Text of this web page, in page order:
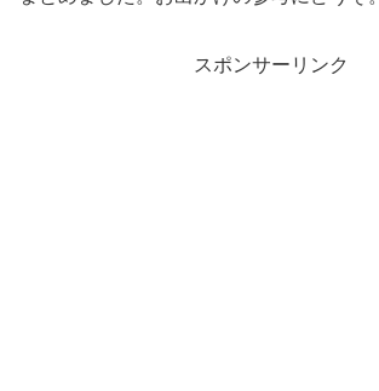
スポンサーリンク